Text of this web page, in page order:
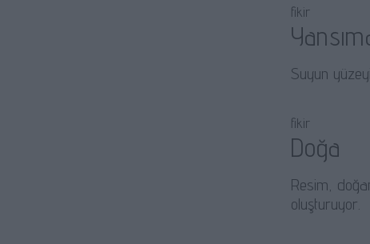
fikir
Suyun
fikir
Doğa
Resim,
oluşturuyor.